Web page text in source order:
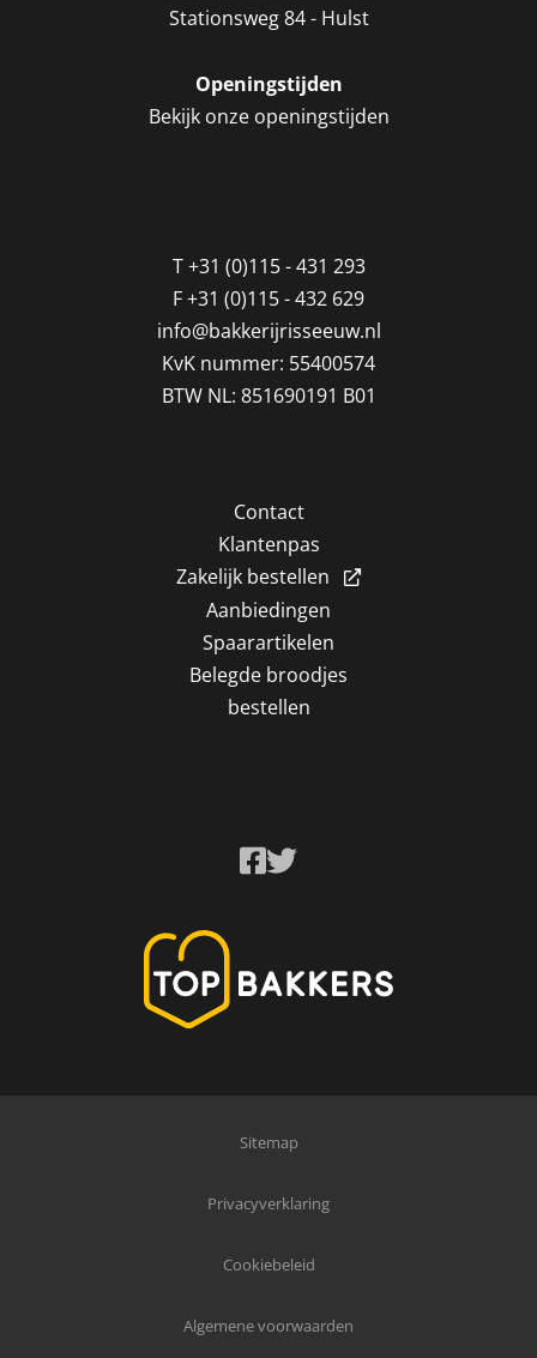
Stationsweg 84 - Hulst
Openingstijden
Bekijk onze openingstijden
T+31 (0)115 - 431 293
F+31 (0)115 - 432 629
info@bakkerijrisseeuw.nl
KvK nummer: 55400574
BTW NL: 851690191 B01
Contact
Klantenpas
Zakelijk bestellen
Aanbiedingen
Spaarartikelen
Belegde broodjes
bestellen
Sitemap
Privacyverklaring
Cookiebeleid
Algemene voorwaarden